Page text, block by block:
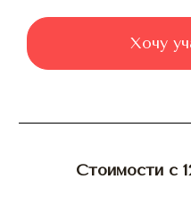
Хочу
Стоимости с